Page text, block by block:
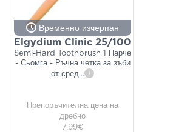
Временно изчерпан
Elgydium Clinic 25/100
Semi-Hard Toothbrush 1 Парче
- Сьомга - Ръчна четка за зъби
от сред... i
Препоръчителна цена на
дребно
7,99€